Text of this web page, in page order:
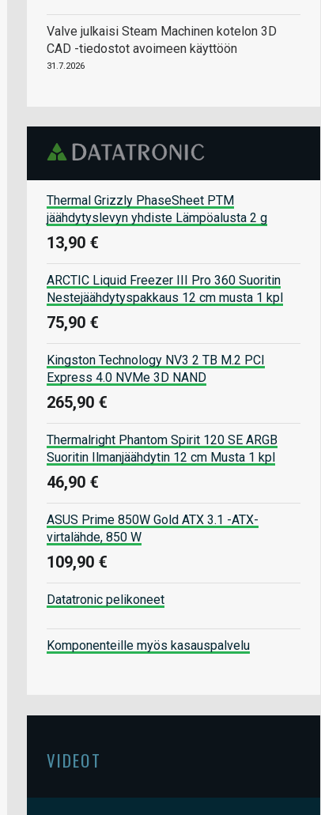
Valve julkaisi Steam Machinen kotelon 3D
CAD -tiedostot avoimeen käyttöön
31.7.2026
Thermal Grizzly PhaseSheet PTM
jäähdytyslevyn yhdiste Lämpöalusta 2 g
13,90 €
ARCTIC Liquid Freezer III Pro 360 Suoritin
Nestejäähdytyspakkaus 12 cm musta 1 kpl
75,90 €
Kingston Technology NV3 2 TB M.2 PCI
Express 4.0 NVMe 3D NAND
265,90 €
Thermalright Phantom Spirit 120 SE ARGB
Suoritin Ilmanjäähdytin 12 cm Musta 1 kpl
46,90 €
ASUS Prime 850W Gold ATX 3.1 -ATX-
virtalähde, 850 W
109,90 €
Datatronic pelikoneet
Komponenteille myös kasauspalvelu
VIDEOT